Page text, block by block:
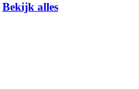
Bekijk alles